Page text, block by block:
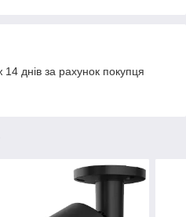
днів за рахунок покупця